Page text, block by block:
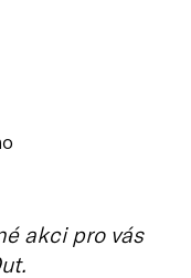
akci pro vás